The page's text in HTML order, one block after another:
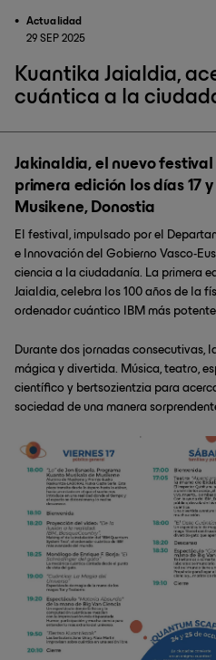
Actualidad
29 SEP 2025
Kuantika Jaialdia,
cuántica a la
Jakinaldia, el nuevo
primera edición los días 17
Musikene, Donostia
El festival, impulsado por el
e Innovación del Gobierno Vasco-
ciencia a la ciudadanía. La primera
Jaialdia, celebra los 100 años de la
ordenador cuántico IBM más
Durante dos jornadas consecutivas,
mágica y divertida. Música, teatro,
científico y bertsozientzia para
sociedad de una manera